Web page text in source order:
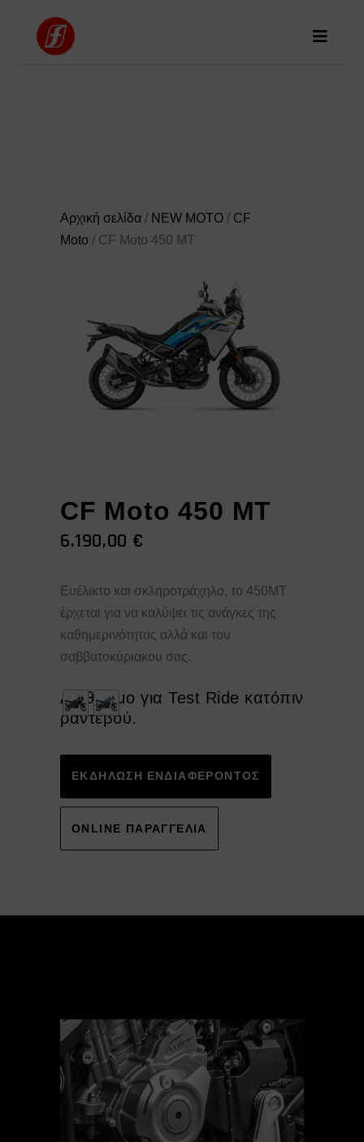
Αρχική σελίδα / NEW MOTO / CF
Moto / CF Moto 450 MT
CF Moto 450 MT
6.190,00 €
Ευέλικτο και σκληροτράχηλο, το 450ΜΤ
έρχεται για να καλύψει τις ανάγκες της
καθημερινότητας αλλά και του
σαββατοκύριακου σας.
Διαθέσιμο για Test Ride κατόπιν
ραντεβού.
ΕΚΔΗΛΩΣΗ ΕΝΔΙΑΦΕΡΟΝΤΟΣ
ONLINE ΠΑΡΑΓΓΕΛΙΑ